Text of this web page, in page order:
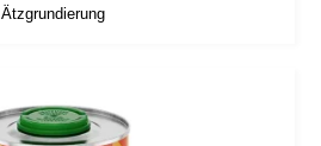
Ätzgrundierung